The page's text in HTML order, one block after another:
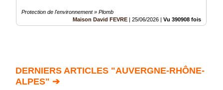
Protection de l'environnement » Plomb
Maison David FEVRE
25/06/2026 Vu 390908 fois
DERNIERS ARTICLES "AUVERGNE-RHÔNE-
ALPES" ➔